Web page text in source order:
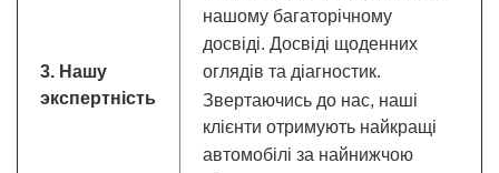
3. Нашу
экспертність
нашому багаторічному
досвіді. Досвіді щоденних
оглядів та діагностик.
Звертаючись до нас, наші
клієнти отримують найкращі
автомобілі за найнижчою